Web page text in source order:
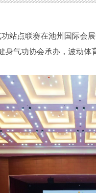
站点联赛在池州国际会
气功协会承办，波动体